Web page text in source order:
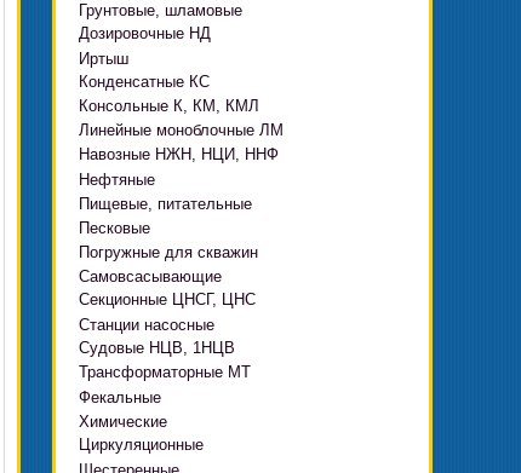
Ф, Фр
с HMS Control
Д, 1Д
ЦН
DeLium
Грунтовые, шламовые
ГРАТ, ГРАК, ГРАР
ВШН
Дозировочные НД
Иртыш
ПФ, НФ, ПД
ЦМЛ
ЦМК
Конденсатные КС
Консольные К, КМ, КМЛ
Линейные моноблочные ЛМ
Навозные НЖН, НЦИ, ННФ
Нефтяные
НВ, НВЕ, НДВ
КМC
4(5,6)НК
КМХ Адонис
Пищевые, питательные
ОНЦ, СНЦ
ЦВК
ПЭ
Поршневые на пару
Песковые
П, ПР, ПБ, ПК, ПРВП
ППР, ППК вертикальные
Погружные для скважин
ЭЦВ Ливнынасос
ЭЦВ Промбурвод
2ЭЦВ
БЦП М
CRS
СПА 4
Самовсасывающие
АНС
С-569
С-245
Секционные ЦНСГ, ЦНС
Станции насосные
СУЗ, HMS Control
Автоматические САУ
Садовые Ингро CAM
Судовые НЦВ, 1НЦВ
Трансформаторные МТ
Фекальные
СМ, 1СМ, 2СМ
СД, СДВ
Химические
Х
Циркуляционные